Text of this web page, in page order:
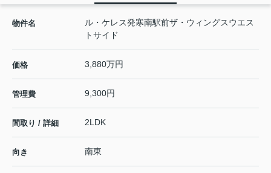
物件名
ル・ケレス発寒南駅前ザ・ウィングスウエス
トサイド
価格 3,880万円
管理費 9,300円
間取り / 詳細 2LDK
向き 南東